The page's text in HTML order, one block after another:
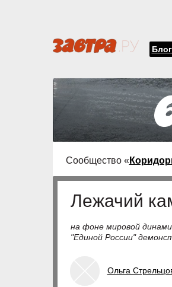
Сообщество «
Лежачий
на фоне мировой
"Единой России"
Ольга